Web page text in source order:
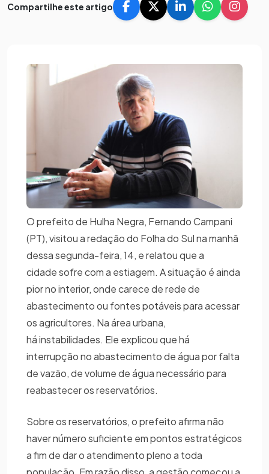
Compartilhe este artigo
O prefeito de Hulha Negra, Fernando Campani
(PT), visitou a redação do Folha do Sul na manhã
dessa segunda-feira, 14, e relatou que a
cidade sofre com a estiagem. A situação é ainda
pior no interior, onde carece de rede de
abastecimento ou fontes potáveis para acessar
os agricultores. Na área urbana,
há instabilidades. Ele explicou que há
interrupção no abastecimento de água por falta
de vazão, de volume de água necessário para
reabastecer os reservatórios.
Sobre os reservatórios, o prefeito afirma não
haver número suficiente em pontos estratégicos
a fim de dar o atendimento pleno a toda